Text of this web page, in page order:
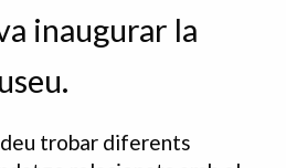
inaugurar la
trobar diferents